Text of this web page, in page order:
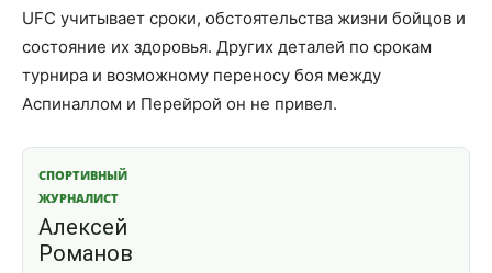
UFC учитывает сроки, обстоятельства жизни бойцов и
состояние их здоровья. Других деталей по срокам
турнира и возможному переносу боя между
Аспиналлом и Перейрой он не привел.
СПОРТИВНЫЙ
ЖУРНАЛИСТ
Алексей
Романов